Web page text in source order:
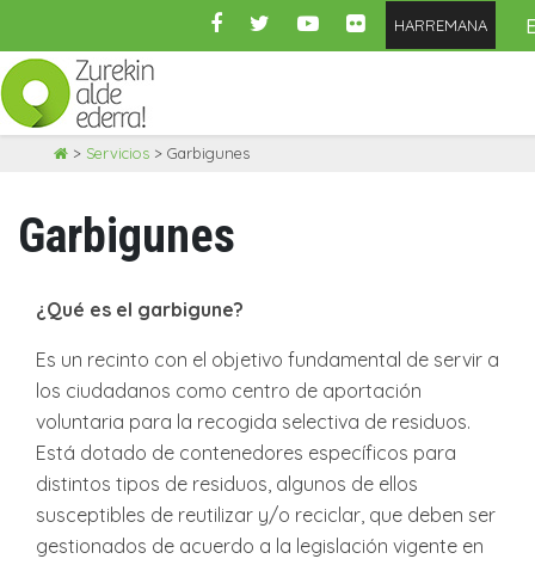
HARREMANA
> Servicios > Garbigunes
Garbigunes
¿Qué es el garbigune?
Es un recinto con el objetivo fundamental de servir a
los ciudadanos como centro de aportación
voluntaria para la recogida selectiva de residuos.
Está dotado de contenedores específicos para
distintos tipos de residuos, algunos de ellos
susceptibles de reutilizar y/o reciclar, que deben ser
gestionados de acuerdo a la legislación vigente en